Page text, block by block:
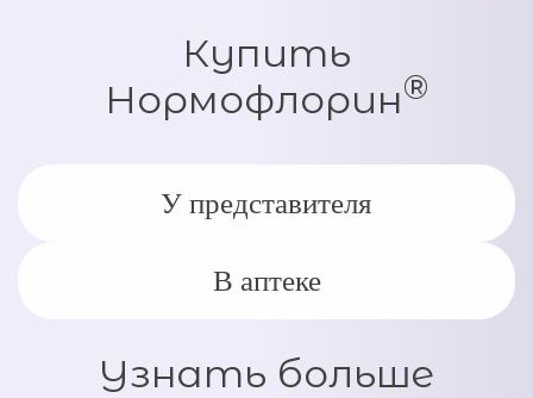
Купить
Нормофлорин®
У представителя
В аптеке
Узнать больше